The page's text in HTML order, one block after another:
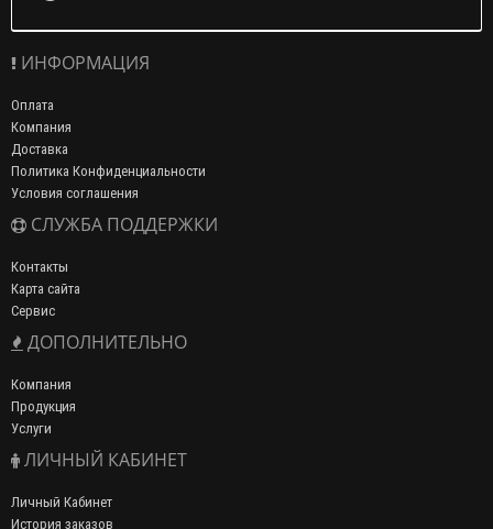
ИНФОРМАЦИЯ
Оплата
Компания
Доставка
Политика Конфиденциальности
Условия соглашения
СЛУЖБА ПОДДЕРЖКИ
Контакты
Карта сайта
Сервис
ДОПОЛНИТЕЛЬНО
Компания
Продукция
Услуги
ЛИЧНЫЙ КАБИНЕТ
Личный Кабинет
История заказов